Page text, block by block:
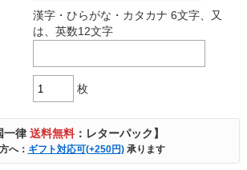
漢字・ひらがな・カタカナ 6文字、又
は、英数12文字
枚
一律送料無料 ：レターパック】
へ： ギフト対応可(+250円)承ります